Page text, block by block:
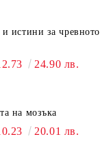
истини за чревното
24.90 лв.
на мозъка
20.01 лв.